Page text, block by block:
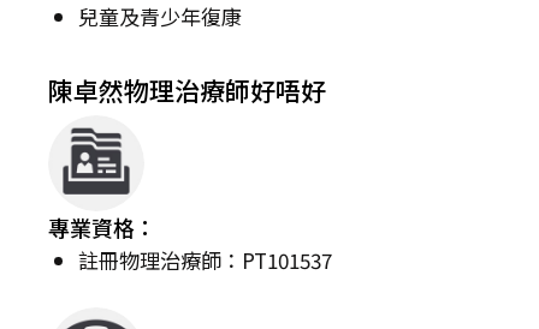
兒童及青少年復康
陳卓然物理治療師好唔好
專業資格：
註冊物理治療師：PT101537